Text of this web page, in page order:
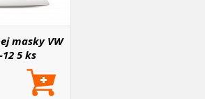
masky VW
5 ks